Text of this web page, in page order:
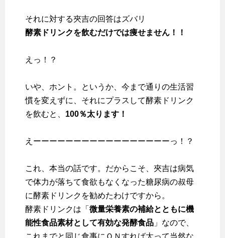
それに対する夾吉の回答はズバリ
酵素ドリンクを飲むだけでは痩せません！！
えっ！？
いや、ホント。というか、今まで通りの生活習
慣を変えずに、それにプラスして酵素ドリンク
を飲むと、 100％太ります！
えーーーーーーーーーーーーーーーーーっ！？
これ、本当の話です。だからこそ、夾吉は病気
で体力が落ちて食欲もなくなった糖尿病の叔母
に酵素ドリンクを勧めたわけですから。
酵素ドリンクは「 微量栄養素の補給とともに機
能性食品素材として有効な発酵食品 」なので、
これまでと同じ食事にＯＮすれば太って当然な